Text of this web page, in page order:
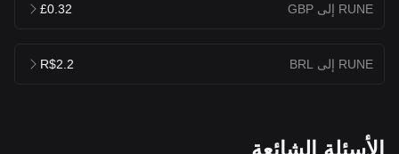
RUNE إلى GBP £0.32
RUNE إلى BRL R$2.2
الأسئلة الشائعة